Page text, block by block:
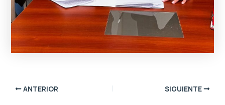
ANTERIOR SIGUIENTE